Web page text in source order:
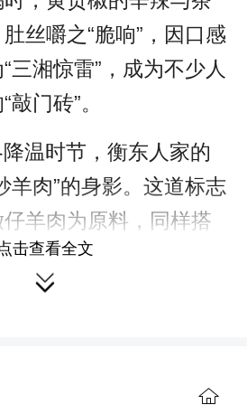
丝嚼之“脆响”，因口感
三湘惊雷”，成为不少人
门砖”。
温时节，衡东人家的
羊肉”的身影。这道标志
羊肉为原料，同样搭
旺火快炒而成。炒好
黄贡椒脆爽不烂，热
击查看全文
